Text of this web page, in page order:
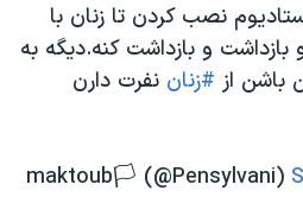
استادیوم نصب کردن تا زنان با
و بازداشت کنه.دیگه به
باشن از #زنان نفرت دارن